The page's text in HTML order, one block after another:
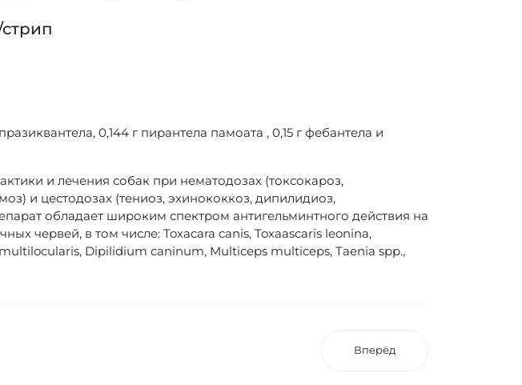
0,144 г пирантела памоата , 0,15 г фебантела и
и лечения собак при нематодозах (токсокароз,
и цестодозах (тениоз, эхинококкоз, дипилидиоз,
обладает широким спектром антигельминтного действия на
червей, в том числе: Toxacara canis, Toxaascaris leoninа,
Dipilidium caninum, Multiceps multiceps, Taenia spp.,
Вперёд